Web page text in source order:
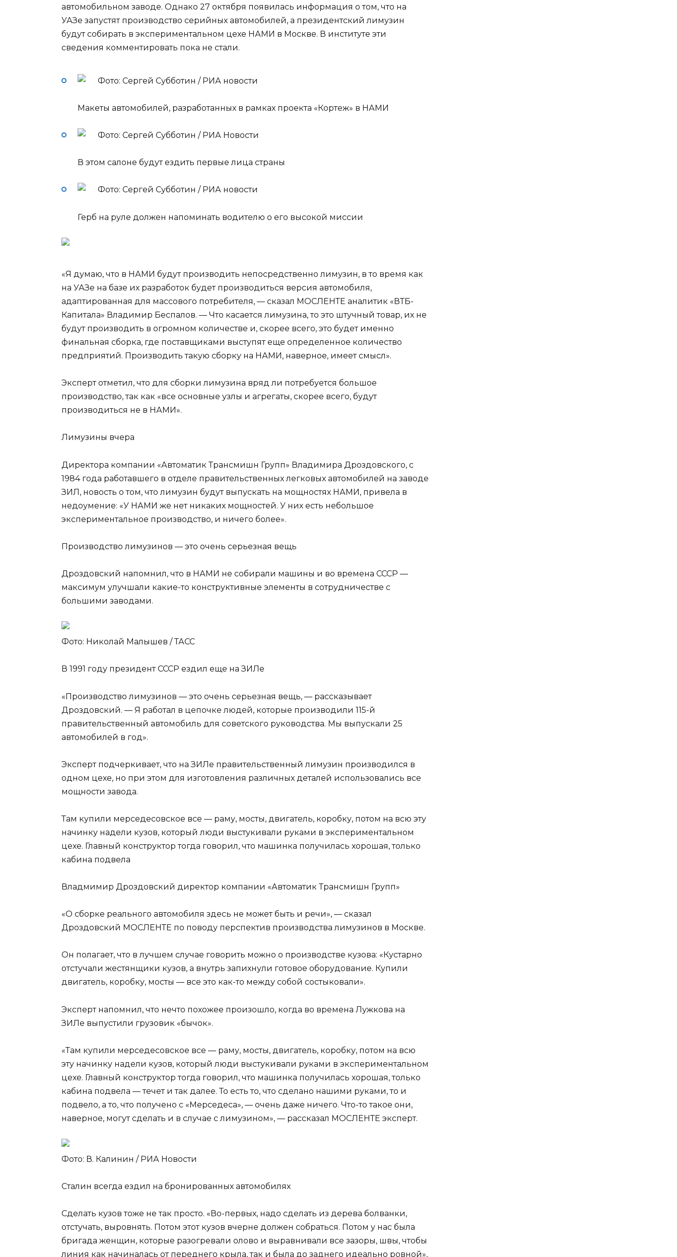
автомобильном заводе. Однако 27 октября появилась информация о том, что на
УАЗе запустят производство серийных автомобилей, а президентский лимузин
будут собирать в экспериментальном цехе НАМИ в Москве. В институте эти
сведения комментировать пока не стали.
Фото: Сергей Субботин / РИА новости
Макеты автомобилей, разработанных в рамках проекта «Кортеж» в НАМИ
Фото: Сергей Субботин / РИА Новости
В этом салоне будут ездить первые лица страны
Фото: Сергей Субботин / РИА новости
Герб на руле должен напоминать водителю о его высокой миссии
«Я думаю, что в НАМИ будут производить непосредственно лимузин, в то время как
на УАЗе на базе их разработок будет производиться версия автомобиля,
адаптированная для массового потребителя, — сказал МОСЛЕНТЕ аналитик «ВТБ-
Капитала» Владимир Беспалов. — Что касается лимузина, то это штучный товар, их не
будут производить в огромном количестве и, скорее всего, это будет именно
финальная сборка, где поставщиками выступят еще определенное количество
предприятий. Производить такую сборку на НАМИ, наверное, имеет смысл».
Эксперт отметил, что для сборки лимузина вряд ли потребуется большое
производство, так как «все основные узлы и агрегаты, скорее всего, будут
производиться не в НАМИ».
Лимузины вчера
Директора компании «Автоматик Трансмишн Групп» Владимира Дроздовского, с
1984 года работавшего в отделе правительственных легковых автомобилей на заводе
ЗИЛ, новость о том, что лимузин будут выпускать на мощностях НАМИ, привела в
недоумение: «У НАМИ же нет никаких мощностей. У них есть небольшое
экспериментальное производство, и ничего более».
Производство лимузинов — это очень серьезная вещь
Дроздовский напомнил, что в НАМИ не собирали машины и во времена СССР —
максимум улучшали какие-то конструктивные элементы в сотрудничестве с
большими заводами.
Фото: Николай Малышев / ТАСС
В 1991 году президент СССР ездил еще на ЗИЛе
«Производство лимузинов — это очень серьезная вещь, — рассказывает
Дроздовский. — Я работал в цепочке людей, которые производили 115-й
правительственный автомобиль для советского руководства. Мы выпускали 25
автомобилей в год».
Эксперт подчеркивает, что на ЗИЛе правительственный лимузин производился в
одном цехе, но при этом для изготовления различных деталей использовались все
мощности завода.
Там купили мерседесовское все — раму, мосты, двигатель, коробку, потом на всю эту
начинку надели кузов, который люди выстукивали руками в экспериментальном
цехе. Главный конструктор тогда говорил, что машинка получилась хорошая, только
кабина подвела
Владмимир Дроздовский директор компании «Автоматик Трансмишн Групп»
«О сборке реального автомобиля здесь не может быть и речи», — сказал
Дроздовский МОСЛЕНТЕ по поводу перспектив производства лимузинов в Москве.
Он полагает, что в лучшем случае говорить можно о производстве кузова: «Кустарно
отстучали жестянщики кузов, а внутрь запихнули готовое оборудование. Купили
двигатель, коробку, мосты — все это как-то между собой состыковали».
Эксперт напомнил, что нечто похожее произошло, когда во времена Лужкова на
ЗИЛе выпустили грузовик «бычок».
«Там купили мерседесовское все — раму, мосты, двигатель, коробку, потом на всю
эту начинку надели кузов, который люди выстукивали руками в экспериментальном
цехе. Главный конструктор тогда говорил, что машинка получилась хорошая, только
кабина подвела — течет и так далее. То есть то, что сделано нашими руками, то и
подвело, а то, что получено с «Мерседеса», — очень даже ничего. Что-то такое они,
наверное, могут сделать и в случае с лимузином», — рассказал МОСЛЕНТЕ эксперт.
Фото: В. Калинин / РИА Новости
Сталин всегда ездил на бронированных автомобилях
Сделать кузов тоже не так просто. «Во-первых, надо сделать из дерева болванки,
отстучать, выровнять. Потом этот кузов вчерне должен собраться. Потом у нас была
бригада женщин, которые разогревали олово и выравнивали все зазоры, швы, чтобы
линия как начиналась от переднего крыла, так и была до заднего идеально ровной»,